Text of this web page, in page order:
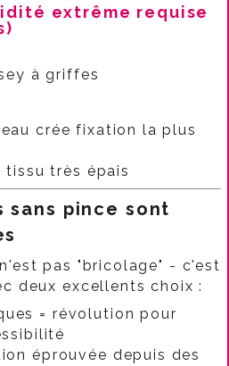
extrême requise
à griffes
crée fixation la plus
très épais​
sans pince sont
pas "bricolage" - c'est
deux excellents choix :
= révolution pour
éprouvée depuis des